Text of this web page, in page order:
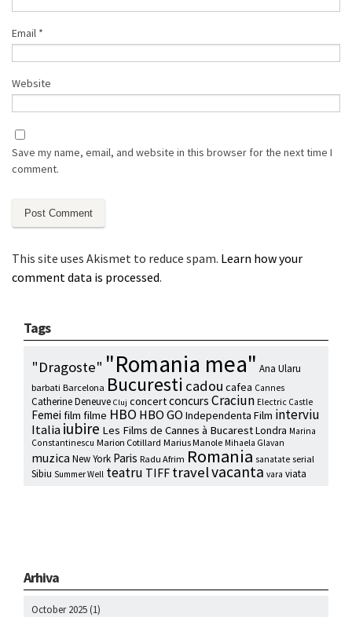
Email *
Website
Save my name, email, and website in this browser for the next time I
comment.
This site uses Akismet to reduce spam. Learn how your
comment data is processed.
Tags
"Dragoste" "Romania mea" Ana Ularu
barbati Barcelona Bucuresti cadou cafea Cannes
Catherine Deneuve Cluj concertconcurs Craciun Electric Castle
Femei film filme HBO HBO GO Independenta Film interviu
Italiaiubire Les Films de Cannes à BucarestLondra Marina
Constantinescu Marion Cotillard Marius Manole Mihaela Glavan
muzica New York Paris Radu Afrim Romania sanatate serial
Sibiu Summer Well teatru TIFF travelvacanta vara viata
Arhiva
October 2025 (1)